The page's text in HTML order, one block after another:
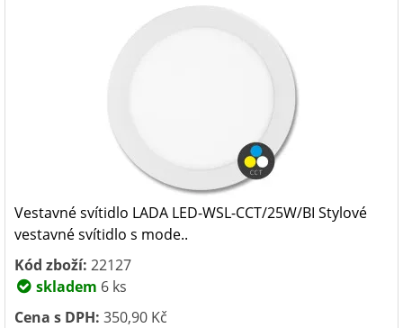
Vestavné svítidlo LADA LED-WSL-CCT/25W/BI Stylové
vestavné svítidlo s mode..
Kód zboží: 22127
skladem 6 ks
Cena s DPH: 350,90 Kč